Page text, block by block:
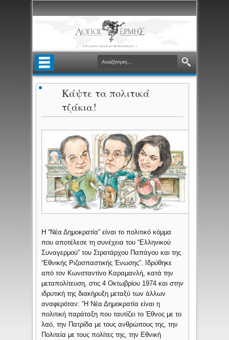
Κάψτε τα πολιτικά
τζάκια!
Η “Νέα Δημοκρατία” είναι το πολιτικό κόμμα
που αποτέλεσε τη συνέχεια του “Ελληνικού
Συναγερμού” του Στρατάρχου Παπάγου και της
“Εθνικής Ριζοσπαστικής Ένωσης”. Ιδρύθηκε
από τον Κωνσταντίνο Καραμανλή, κατά την
μεταπολίτευση, στις 4 Οκτωβρίου 1974 και στην
ιδρυτική της διακήρυξη μεταξύ των άλλων
αναφερόταν: “Η Νέα Δημοκρατία είναι η
πολιτική παράταξη που ταυτίζει το Έθνος με το
λαό, την Πατρίδα με τους ανθρώπους της, την
Πολιτεία με τους πολίτες της, την Εθνική